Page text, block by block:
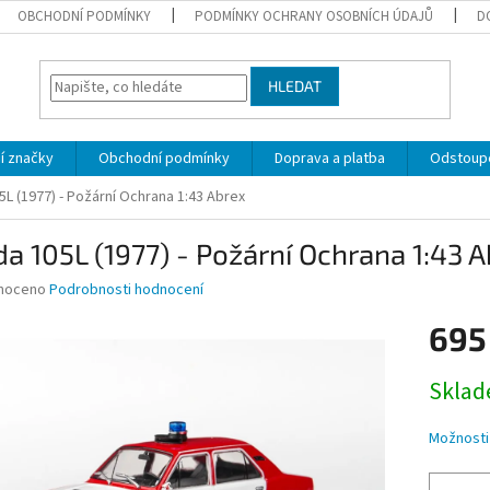
OBCHODNÍ PODMÍNKY PODMÍNKY OCHRANY OSOBNÍCH ÚDAJŮ
HLEDAT
značky Obchodní podmínky Doprava a platba
(1977) - Požární Ochrana 1:43 Abrex
105L (1977) - Požární Ochrana 1:43
Podrobnosti hodnocení
cena: